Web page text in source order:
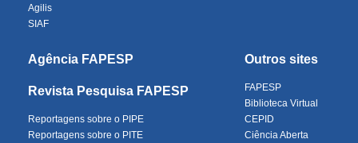
Agilis
SIAF
Agência FAPESP
Revista Pesquisa FAPESP
Reportagens sobre o PIPE
Reportagens sobre o PITE
Outros sites
FAPESP
Biblioteca Virtual
CEPID
Ciência Aberta